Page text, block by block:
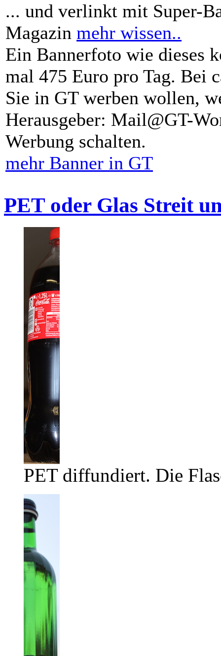
... und verlinkt mit Super-
Magazin mehr wissen..
Ein Bannerfoto wie dieses
mal 475 Euro pro Tag. Bei
Sie in GT werben wollen,
Herausgeber: Mail@GT-
Werbung schalten.
mehr Banner in GT
PET oder Glas Streit
PET diffundiert. Die